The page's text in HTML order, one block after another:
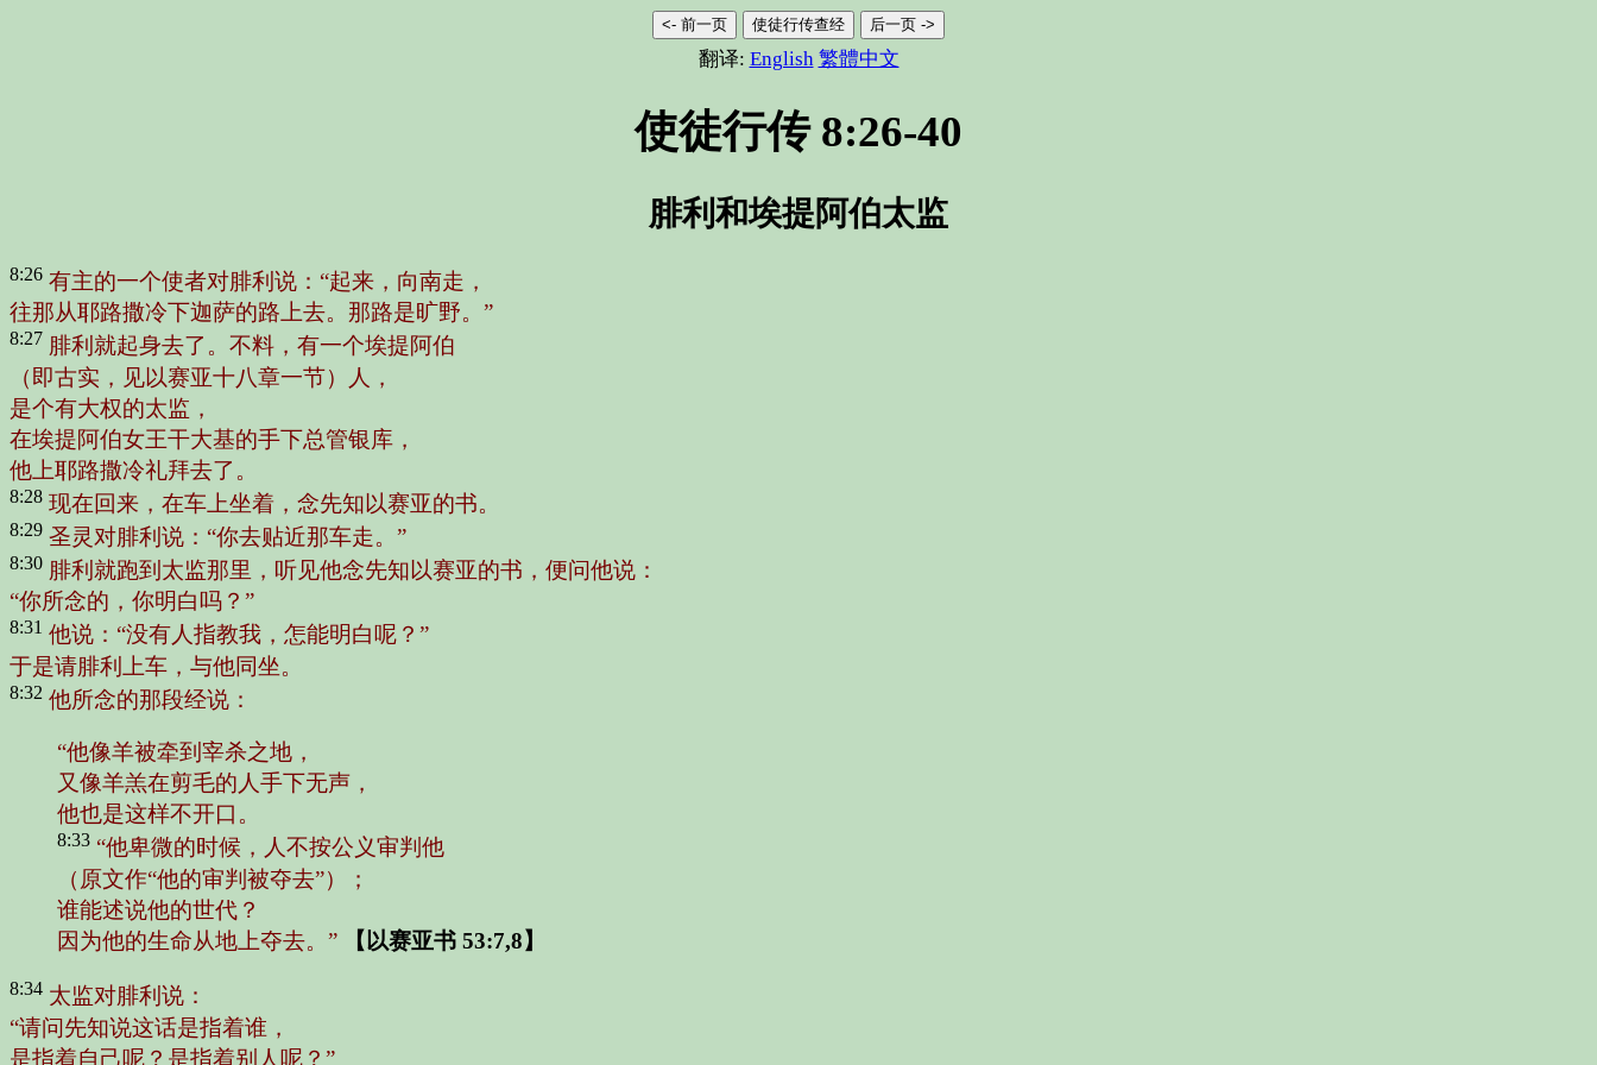
<- 前一页 使徒行传查经 后一页 ->
翻译: English 繁體中文
使徒行传 8:26-40
腓利和埃提阿伯太监
8:26 有主的一个使者对腓利说：“起来，向南走，
往那从耶路撒冷下迦萨的路上去。那路是旷野。”
8:27 腓利就起身去了。不料，有一个埃提阿伯
（即古实，见以赛亚十八章一节）人，
是个有大权的太监，
在埃提阿伯女王干大基的手下总管银库，
他上耶路撒冷礼拜去了。
8:28 现在回来，在车上坐着，念先知以赛亚的书。
8:29 圣灵对腓利说：“你去贴近那车走。”
8:30 腓利就跑到太监那里，听见他念先知以赛亚的书，便问他说：
“你所念的，你明白吗？”
8:31 他说：“没有人指教我，怎能明白呢？”
于是请腓利上车，与他同坐。
8:32 他所念的那段经说：
“他像羊被牵到宰杀之地，
又像羊羔在剪毛的人手下无声，
他也是这样不开口。
8:33 “他卑微的时候，人不按公义审判他
（原文作“他的审判被夺去”）；
谁能述说他的世代？
因为他的生命从地上夺去。”
【以赛亚书 53:7,8】
8:34 太监对腓利说：
“请问先知说这话是指着谁，
是指着自己呢？是指着别人呢？”